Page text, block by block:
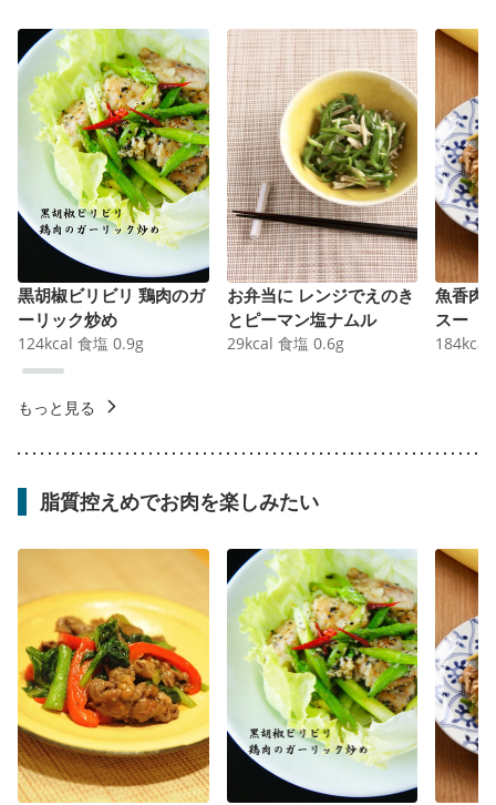
黒胡椒ビリビリ 鶏肉のガ
ーリック炒め
124kcal 食塩 0.9g
お弁当に レンジでえのき
とピーマン塩ナムル
29kcal 食塩 0.6g
魚香肉
スー
184kcal
もっと見る
脂質控えめでお肉を楽しみたい